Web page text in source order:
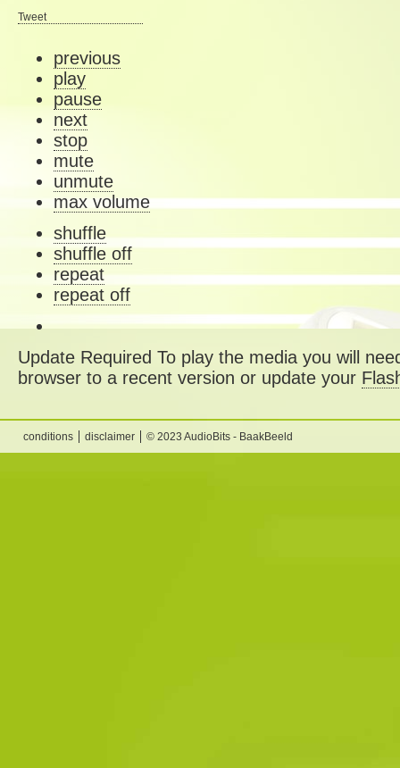
Tweet
previous
play
pause
next
stop
mute
unmute
max volume
shuffle
shuffle off
repeat
repeat off
Update Required To play the media you will
browser to a recent version or update your
conditions disclaimer © 2023 AudioBits - BaakBeeld